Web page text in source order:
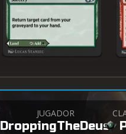
JUGADOR
DroppingTheDeus